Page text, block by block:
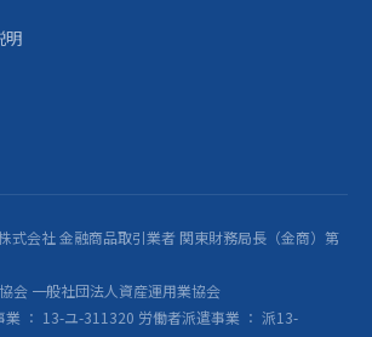
明
式会社 金融商品取引業者 関東財務局長（金商）第
会 一般社団法人資産運用業協会
業 ： 13-ユ-311320 労働者派遣事業 ： 派13-